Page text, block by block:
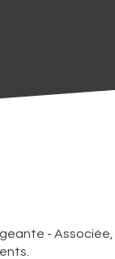
- Associée,